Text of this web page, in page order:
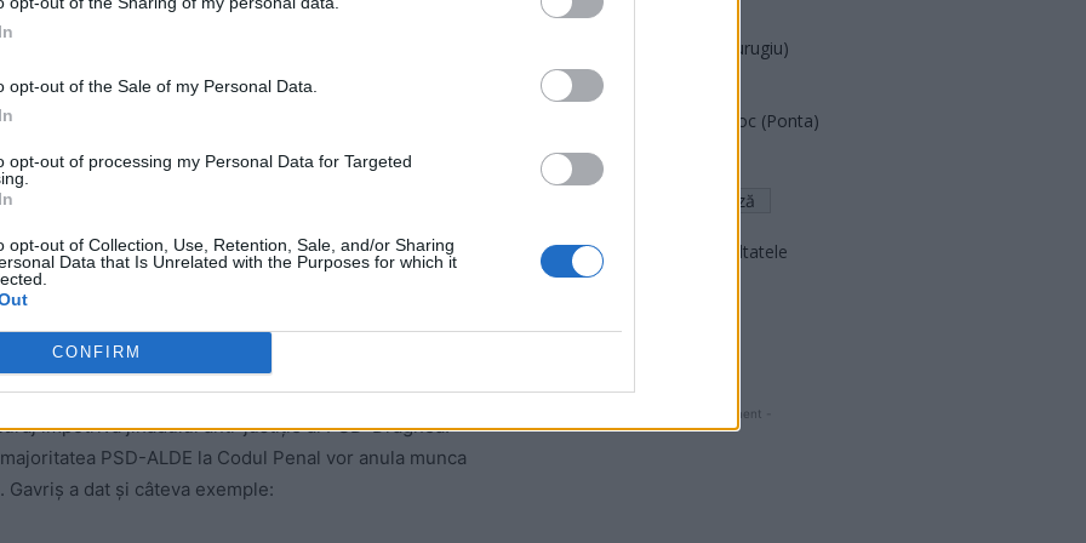
opt-out of the Sale of my Personal Data.
opt-out of processing my Personal Data for Targeted
opt-out of Collection, Use, Retention, Sale, and/or Sharing
Data that Is Unrelated with the Purposes for which it
CONFIRM
comisarului Gavriș
mai ales din vremea când a condus Serviciul
împotriva jihadului anti-justiție al PSD-Dragnea.
PSD-ALDE la Codul Penal vor anula munca
a dat și câteva exemple:
PNCR (Terheș)
Partidul Patrioților (Surugiu)
FAR (Coarnă)
România pe Primul Loc (Ponta)
Altul
Arată rezultatele
- Advertisment -